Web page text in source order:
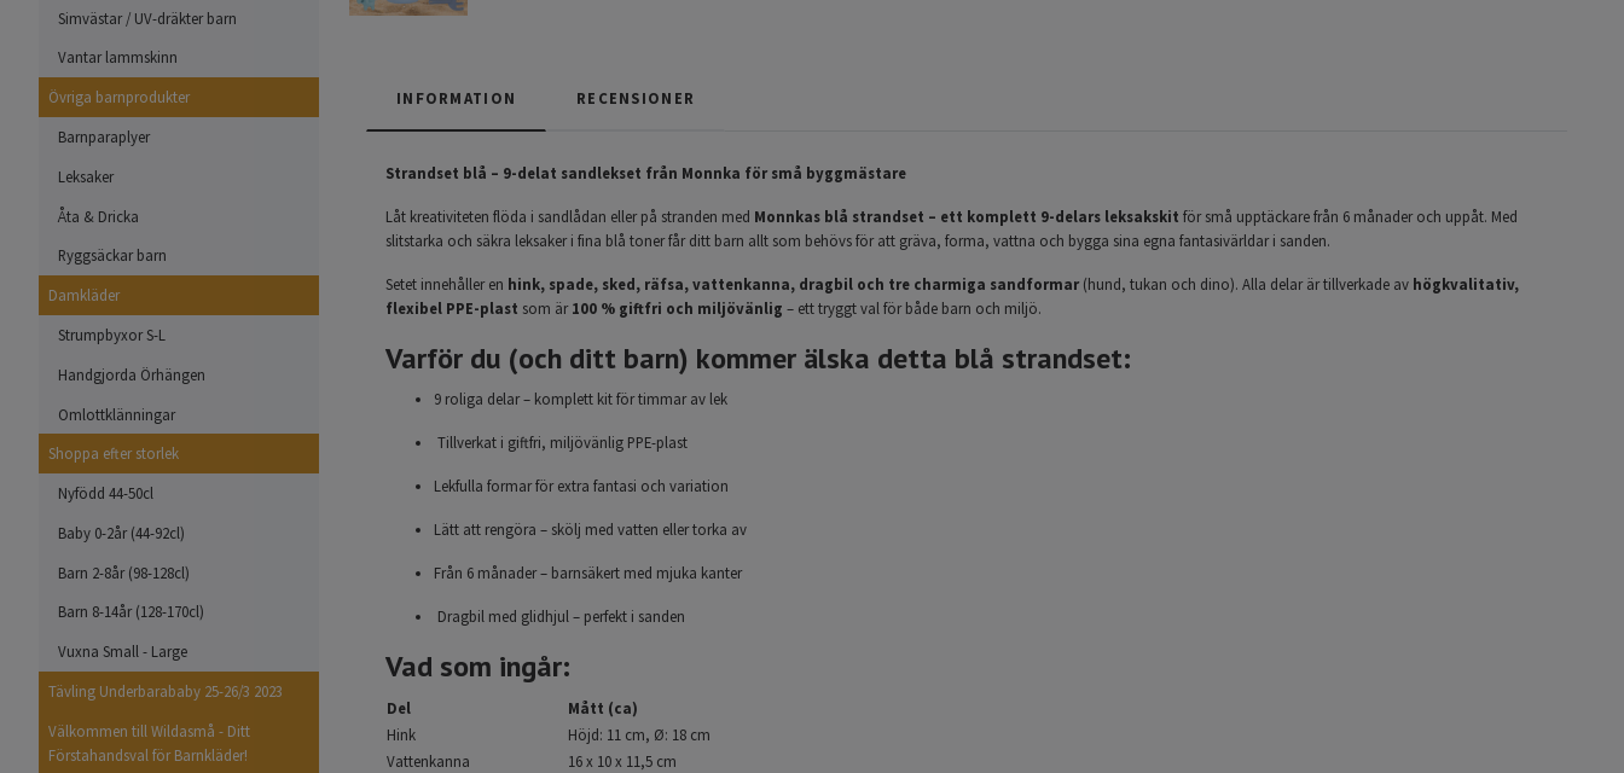
Simvästar / UV-dräkter barn
Vantar lammskinn
Övriga barnprodukter
Barnparaplyer
Leksaker
Åta & Dricka
Ryggsäckar barn
Damkläder
Strumpbyxor S-L
Handgjorda Örhängen
Omlottklänningar
Shoppa efter storlek
Nyfödd 44-50cl
Baby 0-2år (44-92cl)
Barn 2-8år (98-128cl)
Barn 8-14år (128-170cl)
Vuxna Small - Large
Tävling Underbarababy 25-26/3 2023
Välkommen till Wildasmå - Ditt
Förstahandsval för Barnkläder!
INFORMATION RECENSIONER
Strandset blå – 9-delat sandlekset från Monnka för små byggmästare
Låt kreativiteten flöda i sandlådan eller på stranden med Monnkas blå strandset – ett komplett 9-delars leksakskit för små upptäckare från 6 månader och uppåt. Med
slitstarka och säkra leksaker i fina blå toner får ditt barn allt som behövs för att gräva, forma, vattna och bygga sina egna fantasivärldar i sanden.
Setet innehåller en hink, spade, sked, räfsa, vattenkanna, dragbil och tre charmiga sandformar (hund, tukan och dino). Alla delar är tillverkade av högkvalitativ,
flexibel PPE-plast som är100 % giftfri och miljövänlig – ett tryggt val för både barn och miljö.
Varför du (och ditt barn) kommer älska detta blå strandset:
9 roliga delar – komplett kit för timmar av lek
Tillverkat i giftfri, miljövänlig PPE-plast
Lekfulla formar för extra fantasi och variation
Lätt att rengöra – skölj med vatten eller torka av
Från 6 månader – barnsäkert med mjuka kanter
Dragbil med glidhjul – perfekt i sanden
Vad som ingår:
Del
Mått (ca)
Hink
Höjd: 11 cm, Ø: 18 cm
Vattenkanna
16 x 10 x 11,5 cm